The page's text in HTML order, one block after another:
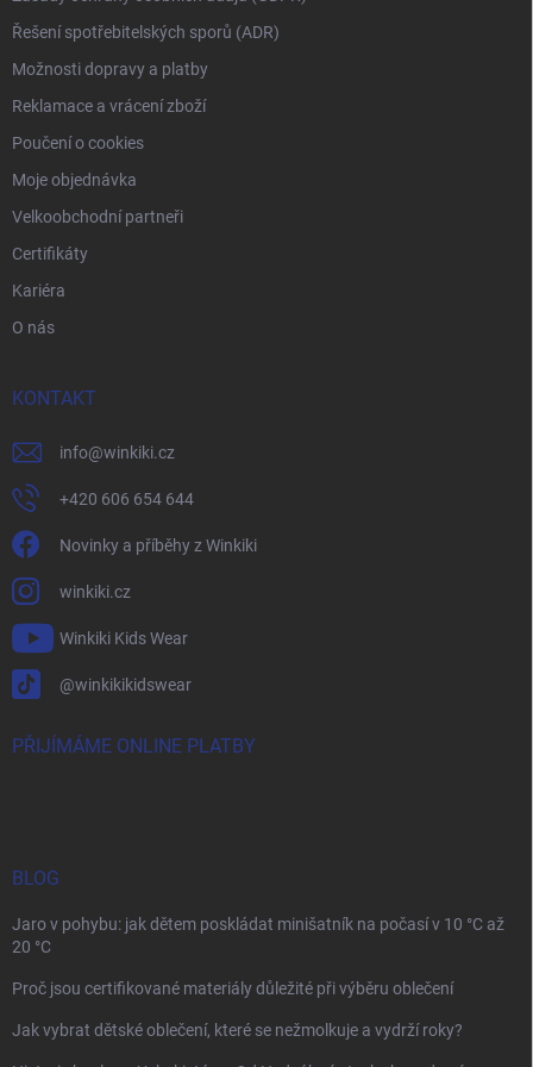
Řešení spotřebitelských sporů (ADR)
Možnosti dopravy a platby
Reklamace a vrácení zboží
Poučení o cookies
Moje objednávka
Velkoobchodní partneři
Certifikáty
Kariéra
O nás
KONTAKT
info@winkiki.cz
+420 606 654 644
Novinky a příběhy z Winkiki
winkiki.cz
Winkiki Kids Wear
@winkikikidswear
PŘIJÍMÁME ONLINE PLATBY
BLOG
Jaro v pohybu: jak dětem poskládat minišatník na počasí v 10 °C až
20 °C
Proč jsou certifikované materiály důležité při výběru oblečení
Jak vybrat dětské oblečení, které se nežmolkuje a vydrží roky?